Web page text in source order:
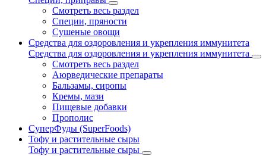
Смотреть весь раздел
Специи, пряности
Сушеные овощи
Средства для оздоровления и укрепления иммунитета
Средства для оздоровления и укрепления иммунитета
Смотреть весь раздел
Аюрведические препараты
Бальзамы, сиропы
Кремы, мази
Пищевые добавки
Прополис
СуперФуды (SuperFoods)
Тофу и растительные сыры
Тофу и растительные сыры